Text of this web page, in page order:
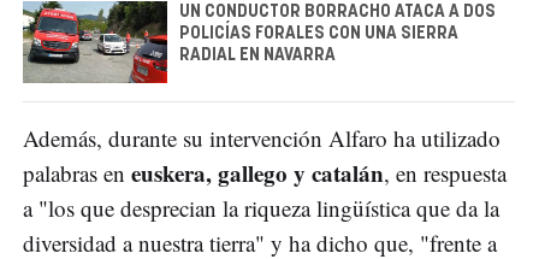
UN CONDUCTOR BORRACHO ATACA A DOS
POLICÍAS FORALES CON UNA SIERRA
RADIAL EN NAVARRA
Además, durante su intervención Alfaro ha utilizado
palabras en euskera, gallego y catalán, en respuesta
a "los que desprecian la riqueza lingüística que da la
diversidad a nuestra tierra" y ha dicho que, "frente a